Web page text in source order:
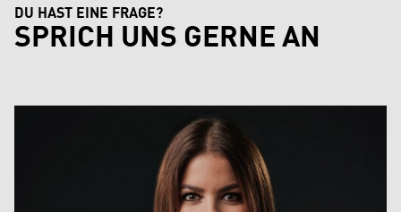
DU HAST EINE FRAGE?
SPRICH UNS GERNE AN